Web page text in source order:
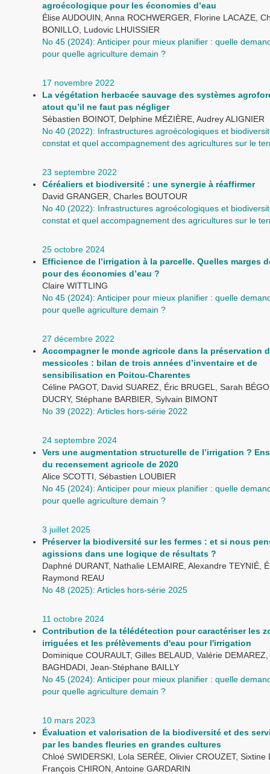
agroécologique pour les économies d’eau
Élise AUDOUIN, Anna ROCHWERGER, Florine LACAZE,
BONILLO, Ludovic LHUISSIER
No 45 (2024): Anticiper pour mieux planifier : quelle
pour quelle agriculture demain ?
17 novembre 2022
La végétation herbacée sauvage des systèmes
atout qu’il ne faut pas négliger
Sébastien BOINOT, Delphine MÉZIÈRE, Audrey ALIGNIER
No 40 (2022): Infrastructures agroécologiques et
constat et quel accompagnement des agricultures sur le
23 septembre 2022
Céréaliers et biodiversité : une synergie à réaffirmer
David GRANGER, Charles BOUTOUR
No 40 (2022): Infrastructures agroécologiques et
constat et quel accompagnement des agricultures sur le
25 octobre 2024
Efficience de l’irrigation à la parcelle. Quelles marges
pour des économies d’eau ?
Claire WITTLING
No 45 (2024): Anticiper pour mieux planifier : quelle
pour quelle agriculture demain ?
27 décembre 2022
Accompagner le monde agricole dans la préservation
messicoles : bilan de trois années d’inventaire et de
sensibilisation en Poitou-Charentes
Céline PAGOT, David SUAREZ, Éric BRUGEL, Sarah
DUCRY, Stéphane BARBIER, Sylvain BIMONT
No 39 (2022): Articles hors-série 2022
24 septembre 2024
Vers une augmentation structurelle de l’irrigation ?
du recensement agricole de 2020
Alice SCOTTI, Sébastien LOUBIER
No 45 (2024): Anticiper pour mieux planifier : quelle
pour quelle agriculture demain ?
3 juillet 2025
Préserver la biodiversité sur les fermes : et si nous
agissions dans une logique de résultats ?
Daphné DURANT, Nathalie LEMAIRE, Alexandre TEYNIÉ,
Raymond REAU
No 48 (2025): Articles hors-série 2025
11 octobre 2024
Contribution de la télédétection pour caractériser les
irriguées et les prélèvements d'eau pour l'irrigation
Dominique COURAULT, Gilles BELAUD, Valérie
BAGHDADI, Jean-Stéphane BAILLY
No 45 (2024): Anticiper pour mieux planifier : quelle
pour quelle agriculture demain ?
10 mars 2023
Évaluation et valorisation de la biodiversité et des
par les bandes fleuries en grandes cultures
Chloé SWIDERSKI, Lola SERÉE, Olivier CROUZET, Sixtine
François CHIRON, Antoine GARDARIN